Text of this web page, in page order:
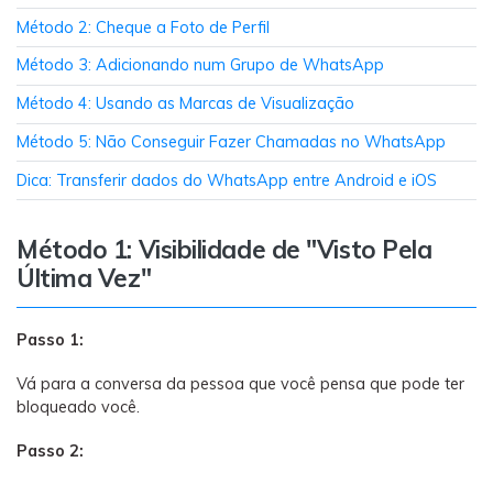
Método 2: Cheque a Foto de Perfil
Método 3: Adicionando num Grupo de WhatsApp
Método 4: Usando as Marcas de Visualização
Método 5: Não Conseguir Fazer Chamadas no WhatsApp
Dica: Transferir dados do WhatsApp entre Android e iOS
Método 1: Visibilidade de "Visto Pela
Última Vez"
Passo 1:
Vá para a conversa da pessoa que você pensa que pode ter
bloqueado você.
Passo 2: